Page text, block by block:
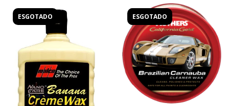
ESGOTADO ESGOTADO